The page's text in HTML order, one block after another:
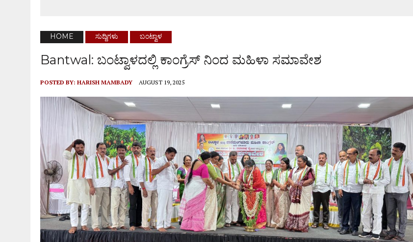
ಹೆದ್ದಾರಿಯಲ್ಲೇ ಜಲರಾಶಿ, ವಾಹನ ಸವಾರರಿಗೆ ಸಂಕಟ
HOME ಸುದ್ದಿಗಳು ಬಂಟ್ವಾಳ
Bantwal: ಬಂಟ್ವಾಳದಲ್ಲಿ ಕಾಂಗ್ರೆಸ್ ನಿಂದ ಮಹಿಳಾ ಸಮಾವೇಶ
POSTED BY: HARISH MAMBADY AUGUST 19, 2025